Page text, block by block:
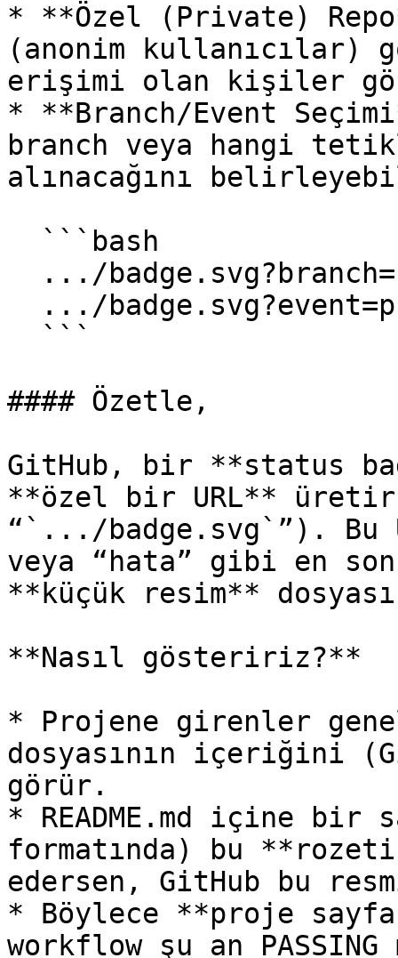
* **Özel (Private)
(anonim kullanıcılar)
erişimi olan kişiler
* **Branch/Event
branch veya hangi
alınacağını
#### Özetle,
GitHub, bir **status
**özel bir URL**
“`.../badge.svg`”). Bu
veya “hata” gibi en
**küçük resim**
**Nasıl gösteririz?**
* Projene girenler
dosyasının içeriğini
görür.
* README.md içine bir
formatında) bu
edersen, GitHub bu
* Böylece **proje
workflow şu an